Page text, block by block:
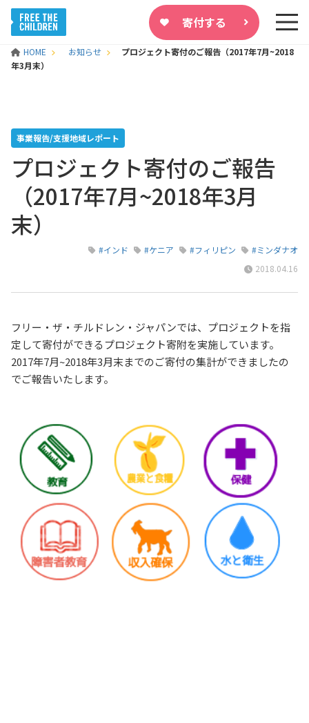
寄付する
HOME お知らせ
プロジェクト寄付のご報告（2017年7月~2018
年3月末）
事業報告/支援地域レポート
プロジェクト寄付のご報告
（2017年7月~2018年3月
末）
#インド #ケニア #フィリピン
#ミンダナオ
2018.04.16
フリー・ザ・チルドレン・ジャパンでは、プロジェクトを指
定して寄付ができるプロジェクト寄附を実施しています。
2017年7月~2018年3月末までのご寄付の集計ができましたの
でご報告いたします。